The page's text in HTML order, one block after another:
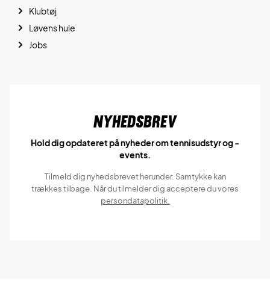
Klubtøj
Løvens hule
Jobs
Nyhedsbrev
Hold dig opdateret på nyheder om tennisudstyr og -
events.
Tilmeld dig nyhedsbrevet herunder. Samtykke kan
trækkes tilbage. Når du tilmelder dig acceptere du vores
persondatapolitik.